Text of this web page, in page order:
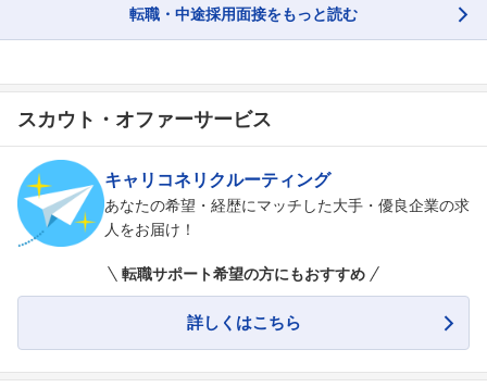
転職・中途採用面接をもっと読む
スカウト・オファーサービス
キャリコネリクルーティング
あなたの希望・経歴にマッチした大手・優良企業の求
人をお届け！
転職サポート希望の方にもおすすめ
詳しくはこちら